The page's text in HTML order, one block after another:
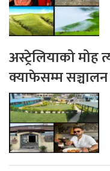
अस्ट्रेलियाको मोह
क्याफेसम्म सञ्चालन